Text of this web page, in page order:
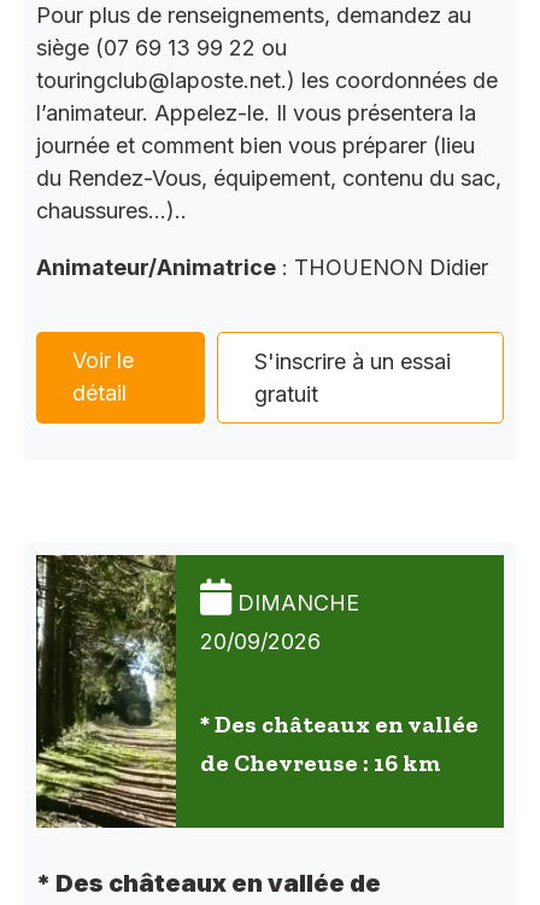
Pour plus de renseignements, demandez au
siège (07 69 13 99 22 ou
touringclub@laposte.net.) les coordonnées de
l’animateur. Appelez-le. Il vous présentera la
journée et comment bien vous préparer (lieu
du Rendez-Vous, équipement, contenu du sac,
chaussures…)..
Animateur/Animatrice : THOUENON Didier
Voir le
détail
S'inscrire à un essai
gratuit
DIMANCHE
20/09/2026
* Des châteaux en vallée
de Chevreuse : 16 km
* Des châteaux en vallée de